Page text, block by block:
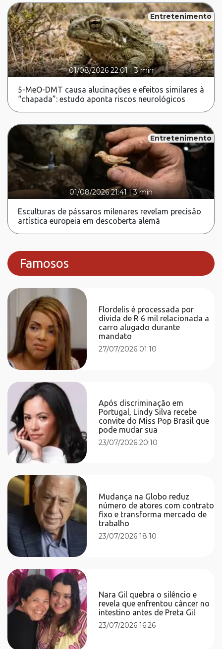
Entretenimento
01/08/2026 22:01|3 min
5-MeO-DMT causa alucinações e efeitos similares à
“chapada”: estudo aponta riscos neurológicos
Entretenimento
01/08/2026 21:41 |3 min
Esculturas de pássaros milenares revelam precisão
artística europeia em descoberta alemã
Famosos
Flordelis é processada por
dívida de R 6 mil relacionada a
carro alugado durante
mandato
27/07/2026 01:10
Após discriminação em
Portugal, Lindy Silva recebe
convite do Miss Pop Brasil que
pode mudar sua
23/07/2026 20:10
Mudança na Globo reduz
número de atores com contrato
fixo e transforma mercado de
trabalho
23/07/2026 18:10
Nara Gil quebra o silêncio e
revela que enfrentou câncer no
intestino antes de Preta Gil
23/07/2026 16:26